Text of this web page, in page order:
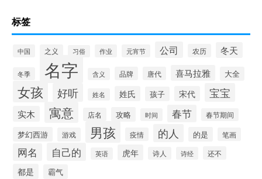
标签
中国 之义 习俗 作业 元宵节 公司 农历 冬天
冬季 名字 含义 品牌 唐代 喜马拉雅 大全
女孩 好听 姓名 姓氏 孩子 宋代 宝宝
实木 寓意 店名 攻略 时间 春节 春节期间
梦幻西游 游戏 男孩 疫情 的人 的是 笔画
网名 自己的 英语 虎年 诗人 诗经 还不
都是 霸气